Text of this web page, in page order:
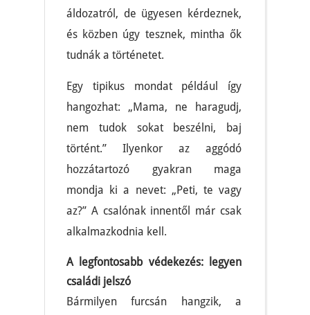
áldozatról, de ügyesen kérdeznek,
és közben úgy tesznek, mintha ők
tudnák a történetet.
Egy tipikus mondat például így
hangozhat: „Mama, ne haragudj,
nem tudok sokat beszélni, baj
történt.” Ilyenkor az aggódó
hozzátartozó gyakran maga
mondja ki a nevet: „Peti, te vagy
az?” A csalónak innentől már csak
alkalmazkodnia kell.
A legfontosabb védekezés: legyen
családi jelszó
Bármilyen furcsán hangzik, a